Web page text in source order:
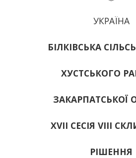
УКРАЇНА
БІЛКІВСЬКА
ХУСТСЬКОГО
ЗАКАРПАТСЬКОЇ
ХVІІ СЕСІЯ VIII
РІШЕННЯ